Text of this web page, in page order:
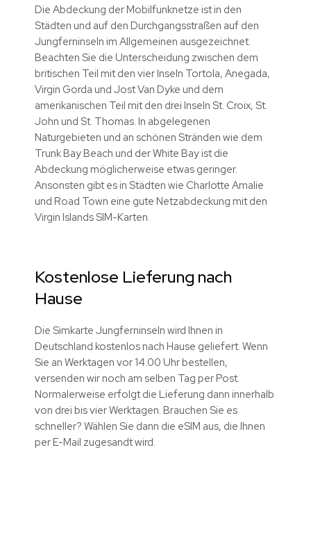
Die Abdeckung der Mobilfunknetze ist in den
Städten und auf den Durchgangsstraßen auf den
Jungferninseln im Allgemeinen ausgezeichnet.
Beachten Sie die Unterscheidung zwischen dem
britischen Teil mit den vier Inseln Tortola, Anegada,
Virgin Gorda und Jost Van Dyke und dem
amerikanischen Teil mit den drei Inseln St. Croix, St.
John und St. Thomas. In abgelegenen
Naturgebieten und an schönen Stränden wie dem
Trunk Bay Beach und der White Bay ist die
Abdeckung möglicherweise etwas geringer.
Ansonsten gibt es in Städten wie Charlotte Amalie
und Road Town eine gute Netzabdeckung mit den
Virgin Islands SIM-Karten.
Kostenlose Lieferung nach
Hause
Die Simkarte Jungferninseln wird Ihnen in
Deutschland kostenlos nach Hause geliefert. Wenn
Sie an Werktagen vor 14.00 Uhr bestellen,
versenden wir noch am selben Tag per Post.
Normalerweise erfolgt die Lieferung dann innerhalb
von drei bis vier Werktagen. Brauchen Sie es
schneller? Wählen Sie dann die eSIM aus, die Ihnen
per E-Mail zugesandt wird.